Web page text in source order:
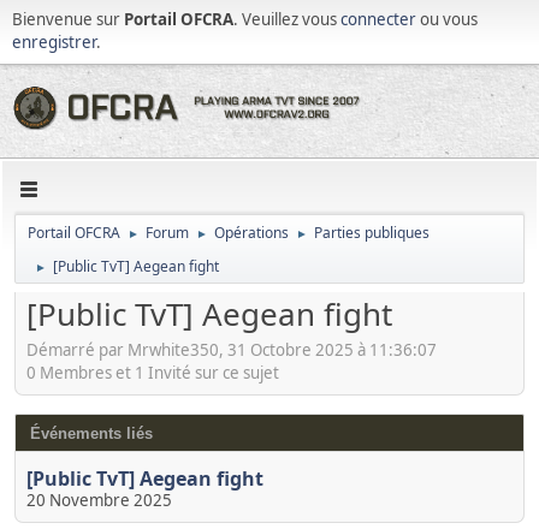
Bienvenue sur Portail OFCRA. Veuillez vousconnecterou vous
enregistrer.
Portail OFCRA ► Forum ► Opérations ► Parties publiques
► [Public TvT] Aegean fight
[Public TvT] Aegean fight
Démarré par Mrwhite350, 31 Octobre 2025 à 11:36:07
0 Membres et 1 Invité sur ce sujet
Événements liés
[Public TvT] Aegean fight
20 Novembre 2025